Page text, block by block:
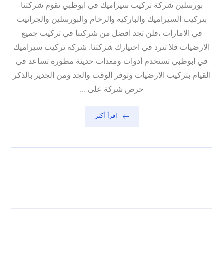
بورسلين شركة تركيب سيراميك في ابوظبي تقوم شركتنا
بتركيب السيراميك والباركيه والرخام والبورسلين والجرانيت
في الامارات ،فلن تجد افضل من شركتنا في تركيب جميع
الارضيات فلا تترد في اختيارك شركتنا. شركة تركيب سيراميك
في ابوظبي تستخدم أدوات ومعدات حديثة مطورة تساعد في
القيام بتركيب الارضيات وتوفر الوقت والجد ومن الجدير بالذكر
حرص شركة على ...
اقرأ أكثر